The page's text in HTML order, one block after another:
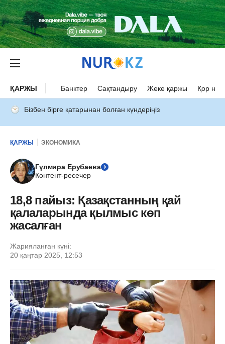
ҚАРЖЫ Банктер Сақтандыру Жеке қаржы Қор
Бізбен бірге қатарынан болған күндеріңіз
ҚАРЖЫ ЭКОНОМИКА
Гүлмира Ерубаева
Контент-ресечер
18,8 пайыз: Қазақстанның қай
қалаларында қылмыс көп
жасалған
Жарияланған күні:
20 қаңтар 2025, 12:53